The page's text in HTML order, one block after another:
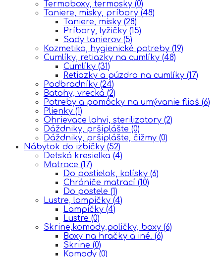
Termoboxy, termosky (0)
Taniere, misky, príbory (48)
Taniere, misky (28)
Príbory, lyžičky (15)
Sady tanierov (5)
Kozmetika, hygienické potreby (19)
Cumlíky, retiazky na cumlíky (48)
Cumlíky (31)
Retiazky a púzdra na cumlíky (17)
Podbradníky (24)
Batohy, vrecká (2)
Potreby a pomôcky na umývanie fliaš (6)
Plienky (1)
Ohrievace lahvi, sterilizatory (2)
Dáždniky, pršiplášte (0)
Dáždniky, pršiplášte, čižmy (0)
Nábytok do izbičky (52)
Detská kresielka (4)
Matrace (17)
Do postielok, kolísky (6)
Chrániče matrací (10)
Do postele (1)
Lustre, lampičky (4)
Lampičky (4)
Lustre (0)
Skrine,komody,poličky, boxy (6)
Boxy na hračky a iné. (6)
Skrine (0)
Komody (0)